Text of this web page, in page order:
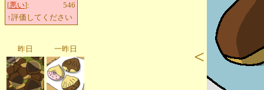
[悪い]:
546
↑評価してください
昨日 一昨日 <